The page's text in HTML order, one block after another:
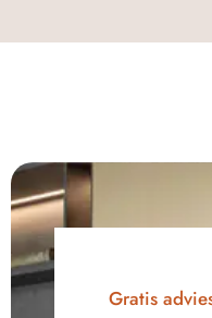
Gratis